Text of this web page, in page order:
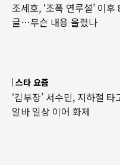
조세호, ‘조폭 연루설’ 이
글…무슨 내용 올렸나
스타 요즘
‘김부장’ 서수민, 지하철
알바 일상 이어 화제